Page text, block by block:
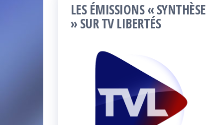
LES ÉMISSIONS « SYNTHÈSE
» SUR TV LIBERTÉS